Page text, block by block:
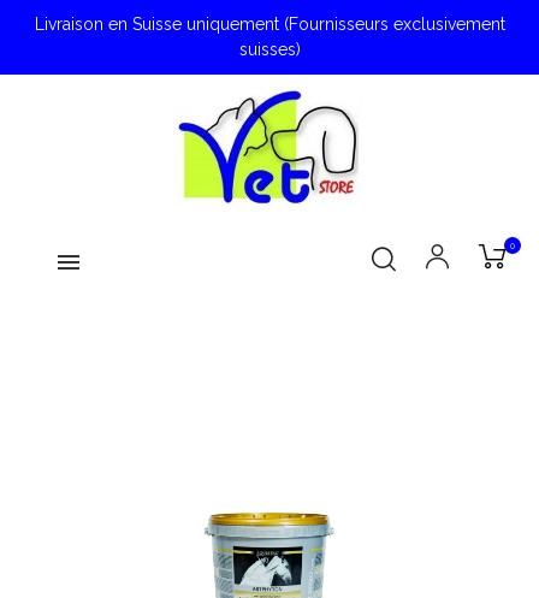
Livraison en Suisse uniquement (Fournisseurs exclusivement
suisses)
0